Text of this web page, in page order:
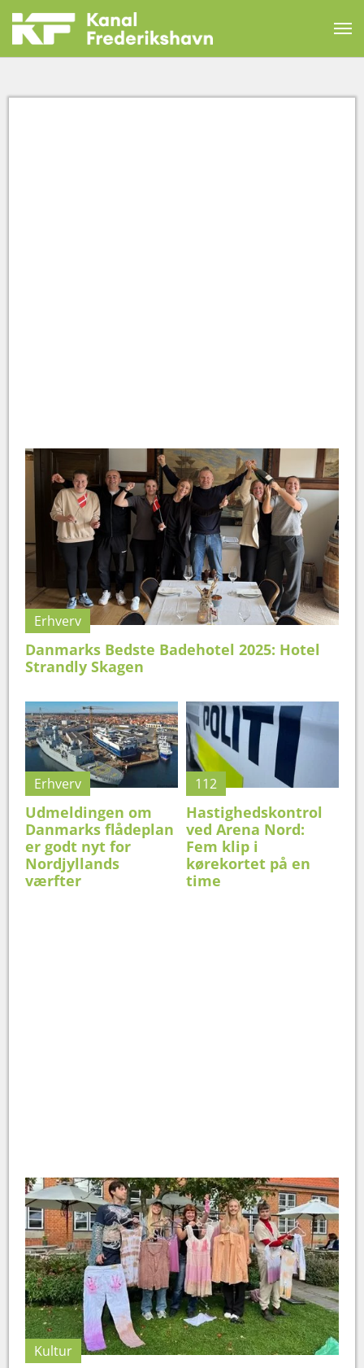
Erhverv
Danmarks Bedste Badehotel 2025: Hotel
Strandly Skagen
Erhverv
Udmeldingen om
Danmarks flådeplan
er godt nyt for
Nordjyllands
værfter
112
Hastighedskontrol
ved Arena Nord:
Fem klip i
kørekortet på en
time
Kultur